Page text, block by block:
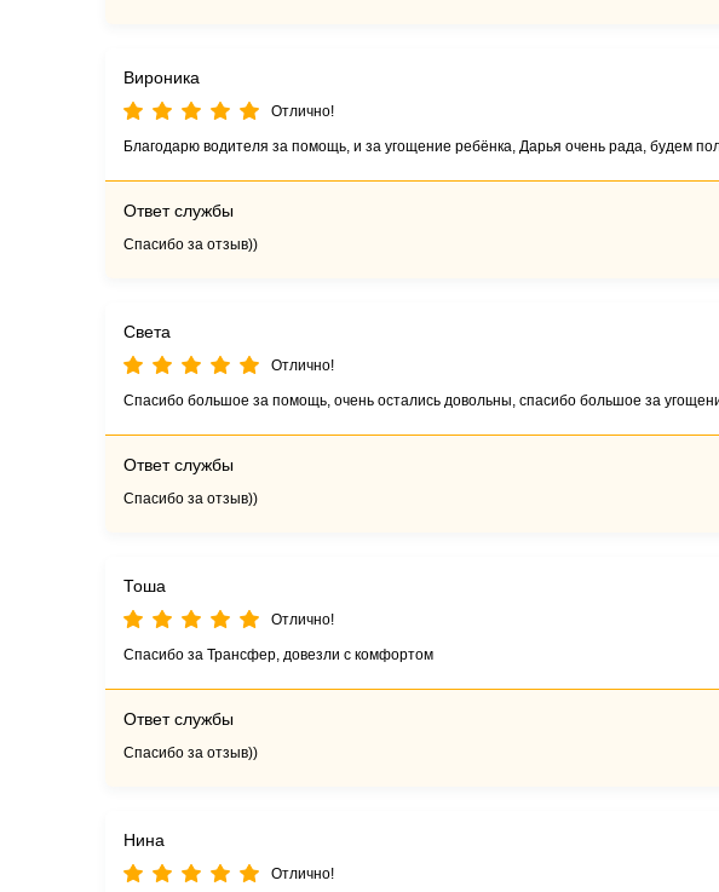
Вироника
Отлично!
Благодарю водителя за помощь, и за угощение ребёнка, Дарья очень рада, будем
Ответ службы
Спасибо за отзыв))
Света
Отлично!
Спасибо большое за помощь, очень остались довольны, спасибо большое за
Ответ службы
Спасибо за отзыв))
Тоша
Отлично!
Спасибо за Трансфер, довезли с комфортом
Ответ службы
Спасибо за отзыв))
Нина
Отлично!